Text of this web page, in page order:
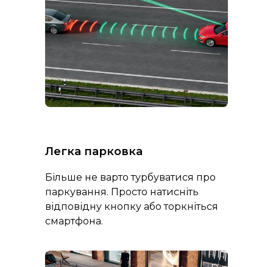
Легка парковка
Більше не варто турбуватися про
паркування. Просто натисніть
відповідну кнопку або торкніться
смартфона.